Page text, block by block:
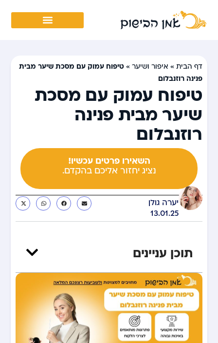
דף הבית » איפור ושיער »טיפוח עמוק עם מסכת שיער מבית
פנינה רוזנבלום
טיפוח עמוק עם מסכת
שיער מבית פנינה
רוזנבלום
השאירו פרטים עכשיו!
נציג יחזור אליכם בהקדם.
יערה גולן
13.01.25
תוכן עניינים